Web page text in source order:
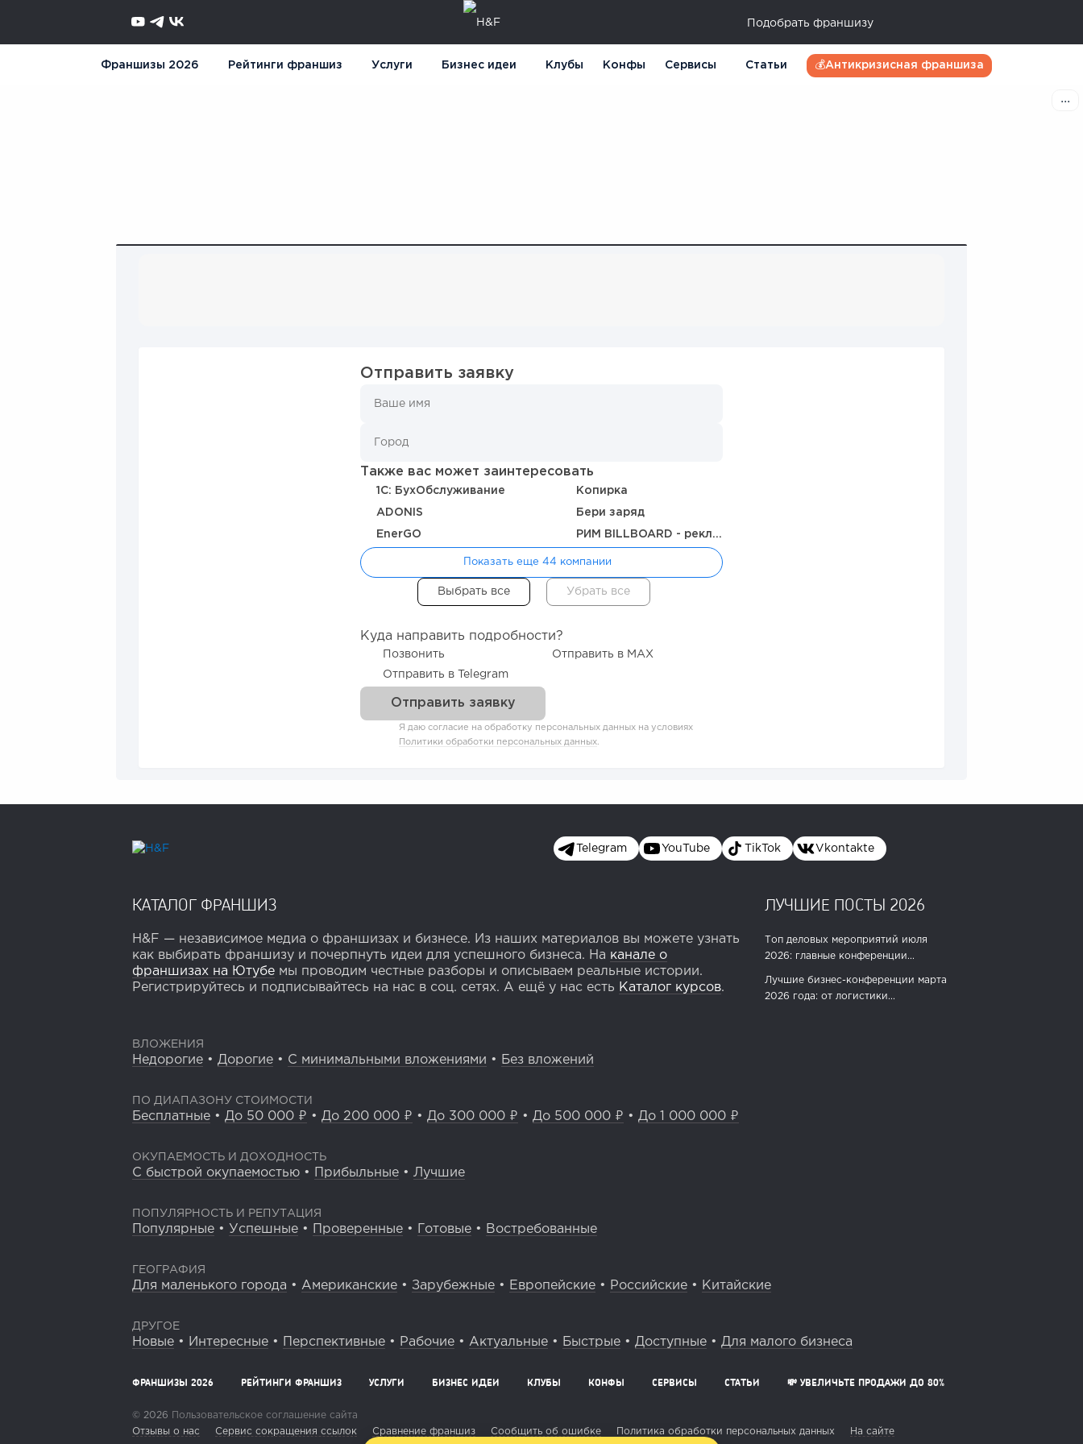
Подобрать франшизу
Франшизы 2026 Рейтинги франшиз Услуги Бизнес идеи Клубы Конфы Сервисы Статьи 💰Антикризисная франшиза
Отправить заявку
Также вас может заинтересовать
1C: БухОбслуживание Копирка
ADONIS Бери заряд
EnerGO РИМ BILLBOARD - рекламные щиты
Показать еще 44 компании
Куда направить подробности?
Позвонить Отправить в MAX
Отправить в Telegram
Я даю согласие на обработку персональных данных на условиях
Политики обработки персональных данных.
Telegram YouTube TikTok Vkontakte
КАТАЛОГ ФРАНШИЗ
H&F — независимое медиа о франшизах и бизнесе. Из наших материалов вы можете узнать
как выбирать франшизу и почерпнуть идеи для успешного бизнеса. На канале о
франшизах на Ютубе мы проводим честные разборы и описываем реальные истории.
Регистрируйтесь и подписывайтесь на нас в соц. сетях. А ещё у нас есть Каталог курсов.
ЛУЧШИЕ ПОСТЫ 2026
Топ деловых мероприятий июля
2026: главные конференции...
Лучшие бизнес-конференции марта
2026 года: от логистики...
ВЛОЖЕНИЯ
Недорогие • Дорогие • С минимальными вложениями • Без вложений
ПО ДИАПАЗОНУ СТОИМОСТИ
Бесплатные • До 50 000 ₽ • До 200 000 ₽ • До 300 000 ₽ • До 500 000 ₽ • До 1 000 000 ₽
ОКУПАЕМОСТЬ И ДОХОДНОСТЬ
С быстрой окупаемостью • Прибыльные • Лучшие
ПОПУЛЯРНОСТЬ И РЕПУТАЦИЯ
Популярные • Успешные • Проверенные • Готовые • Востребованные
ГЕОГРАФИЯ
Для маленького города • Американские • Зарубежные • Европейские • Российские • Китайские
ДРУГОЕ
Новые • Интересные • Перспективные • Рабочие • Актуальные • Быстрые • Доступные • Для малого бизнеса
ФРАНШИЗЫ 2026 РЕЙТИНГИ ФРАНШИЗ УСЛУГИ БИЗНЕС ИДЕИ КЛУБЫ КОНФЫ СЕРВИСЫ СТАТЬИ 💸 УВЕЛИЧЬТЕ ПРОДАЖИ ДО 80%
© 2026 Пользовательское соглашение сайта
Отзывы о нас
Сервис сокращения ссылок Сравнение франшиз Сообщить об ошибке Политика обработки персональных данных
На сайте